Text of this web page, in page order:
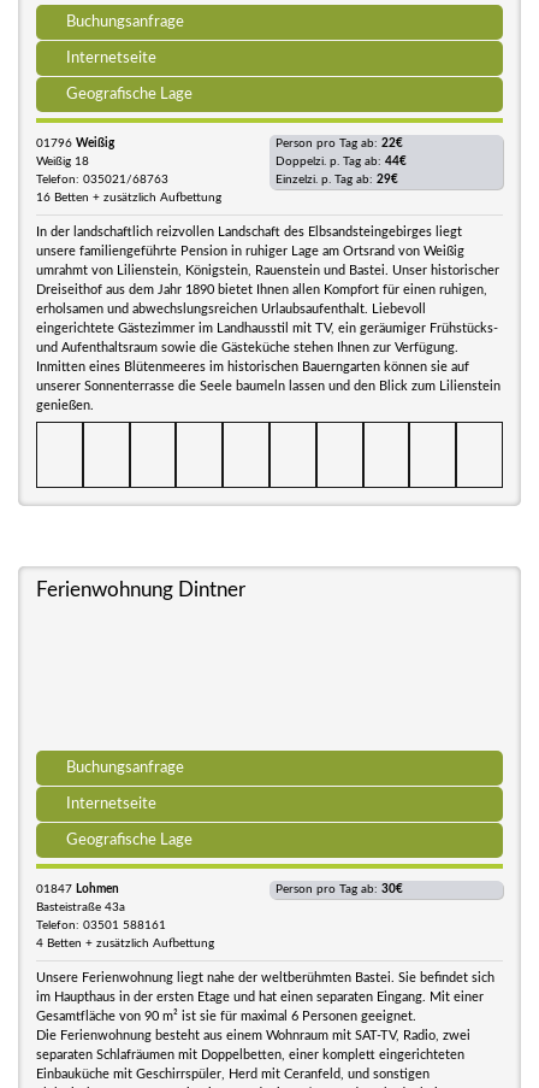
Buchungsanfrage
Internetseite
Geografische Lage
01796 Weißig
Weißig 18
Telefon: 035021/68763
16 Betten + zusätzlich Aufbettung
Person pro Tag ab: 22€
Doppelzi. p. Tag ab: 44€
Einzelzi. p. Tag ab: 29€
In der landschaftlich reizvollen Landschaft des Elbsandsteingebirges liegt
unsere familiengeführte Pension in ruhiger Lage am Ortsrand von Weißig
umrahmt von Lilienstein, Königstein, Rauenstein und Bastei. Unser historischer
Dreiseithof aus dem Jahr 1890 bietet Ihnen allen Kompfort für einen ruhigen,
erholsamen und abwechslungsreichen Urlaubsaufenthalt. Liebevoll
eingerichtete Gästezimmer im Landhausstil mit TV, ein geräumiger Frühstücks-
und Aufenthaltsraum sowie die Gästeküche stehen Ihnen zur Verfügung.
Inmitten eines Blütenmeeres im historischen Bauerngarten können sie auf
unserer Sonnenterrasse die Seele baumeln lassen und den Blick zum Lilienstein
genießen.
Ferienwohnung Dintner
Buchungsanfrage
Internetseite
Geografische Lage
01847 Lohmen
Basteistraße 43a
Telefon: 03501 588161
4 Betten + zusätzlich Aufbettung
Person pro Tag ab: 30€
Unsere Ferienwohnung liegt nahe der weltberühmten Bastei. Sie befindet sich
im Haupthaus in der ersten Etage und hat einen separaten Eingang. Mit einer
Gesamtfläche von 90 m² ist sie für maximal 6 Personen geeignet.
Die Ferienwohnung besteht aus einem Wohnraum mit SAT-TV, Radio, zwei
separaten Schlafräumen mit Doppelbetten, einer komplett eingerichteten
Einbauküche mit Geschirrspüler, Herd mit Ceranfeld, und sonstigen